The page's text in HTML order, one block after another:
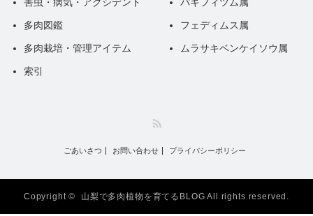
多肉図鑑
多肉栽培・管理アイテム
索引
フェディムス属
ムラサキベンケイソウ属
ごあいさつ お問い合わせ プライバシーポリシー
Copyright © 山梨で多肉植物を育てるBLOG All rights reserved.